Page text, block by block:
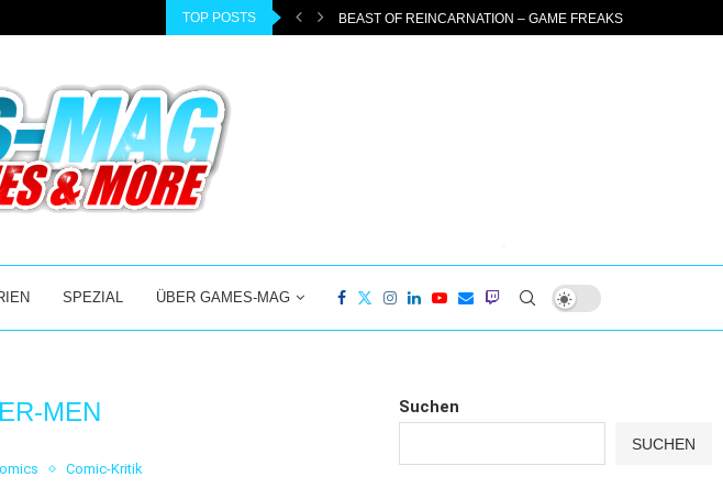
TOP POSTS
ÜBERZEUGT IM EARLY ACCESS MIT... BEAST OF REINCARNATION – GAME FREAKS NEUES
SPEZIAL ÜBER GAMES-MAG
MEN
Comic-Kritik
Suchen
SUCHEN